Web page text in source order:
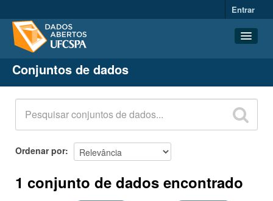
Entrar
Conjuntos de dados
Organizações
Grupos
Sobre
Conjuntos de dados
Ordenar por
1 conjunto de dados encontrado